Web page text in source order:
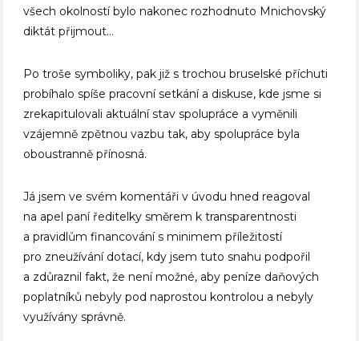
všech okolností bylo nakonec rozhodnuto Mnichovský
diktát přijmout…
Po troše symboliky, pak již s trochou bruselské příchuti
probíhalo spíše pracovní setkání a diskuse, kde jsme si
zrekapitulovali aktuální stav spolupráce a vyměnili
vzájemně zpětnou vazbu tak, aby spolupráce byla
oboustranně přínosná.
Já jsem ve svém komentáři v úvodu hned reagoval
na apel paní ředitelky směrem k transparentnosti
a pravidlům financování s minimem příležitostí
pro zneužívání dotací, kdy jsem tuto snahu podpořil
a zdůraznil fakt, že není možné, aby peníze daňových
poplatníků nebyly pod naprostou kontrolou a nebyly
využívány správně.